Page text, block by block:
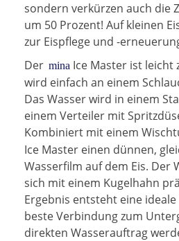
sondern verkürzen auch die
um 50 Prozent! Auf kleinen
zur Eispflege und -
Der mina Ice Master ist leicht
wird einfach an einem
Das Wasser wird in einem
einem Verteiler mit
Kombiniert mit einem
Ice Master einen dünnen,
Wasserfilm auf dem Eis. Der
sich mit einem Kugelhahn
Ergebnis entsteht eine
beste Verbindung zum
direkten Wasserauftrag